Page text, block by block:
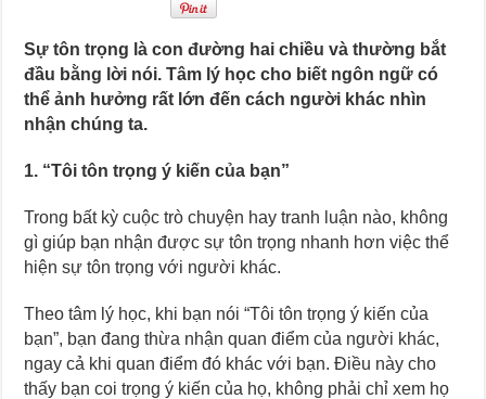
Sự tôn trọng là con đường hai chiều và thường bắt
đầu bằng lời nói. Tâm lý học cho biết ngôn ngữ có
thể ảnh hưởng rất lớn đến cách người khác nhìn
nhận chúng ta.
1. “Tôi tôn trọng ý kiến của bạn”
Trong bất kỳ cuộc trò chuyện hay tranh luận nào, không
gì giúp bạn nhận được sự tôn trọng nhanh hơn việc thể
hiện sự tôn trọng với người khác.
Theo tâm lý học, khi bạn nói “Tôi tôn trọng ý kiến của
bạn”, bạn đang thừa nhận quan điểm của người khác,
ngay cả khi quan điểm đó khác với bạn. Điều này cho
thấy bạn coi trọng ý kiến của họ, không phải chỉ xem họ